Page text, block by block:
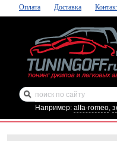
Оплата Доставка
Например: alfa-romeo,